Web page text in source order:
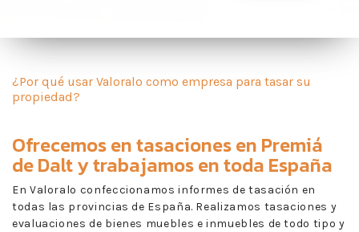
¿Por qué usar Valoralo como empresa para tasar su
propiedad?
Ofrecemos entasaciones en Premiá
de Dalty trabajamos en toda España
En Valoralo confeccionamos informes de tasación en
todas las provincias de España. Realizamos tasaciones y
evaluaciones de bienes muebles e inmuebles de todo tipo y